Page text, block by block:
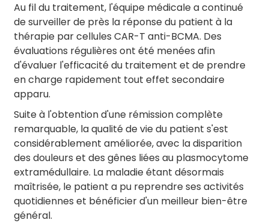
Au fil du traitement, l'équipe médicale a continué
de surveiller de près la réponse du patient à la
thérapie par cellules CAR-T anti-BCMA. Des
évaluations régulières ont été menées afin
d'évaluer l'efficacité du traitement et de prendre
en charge rapidement tout effet secondaire
apparu.
Suite à l'obtention d'une rémission complète
remarquable, la qualité de vie du patient s'est
considérablement améliorée, avec la disparition
des douleurs et des gênes liées au plasmocytome
extramédullaire. La maladie étant désormais
maîtrisée, le patient a pu reprendre ses activités
quotidiennes et bénéficier d'un meilleur bien-être
général.